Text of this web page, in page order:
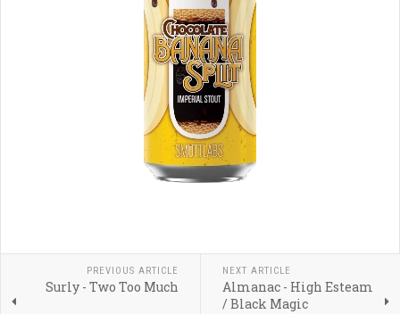
PREVIOUS ARTICLE
Surly - Two Too Much
NEXT ARTICLE
Almanac - High Esteam
/ Black Magic